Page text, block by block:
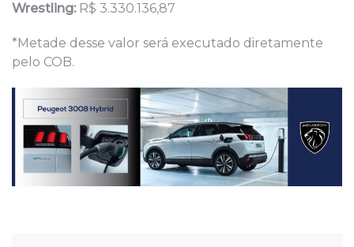
Wrestling: R$ 3.330.136,87
*Metade desse valor será executado diretamente
pelo COB.